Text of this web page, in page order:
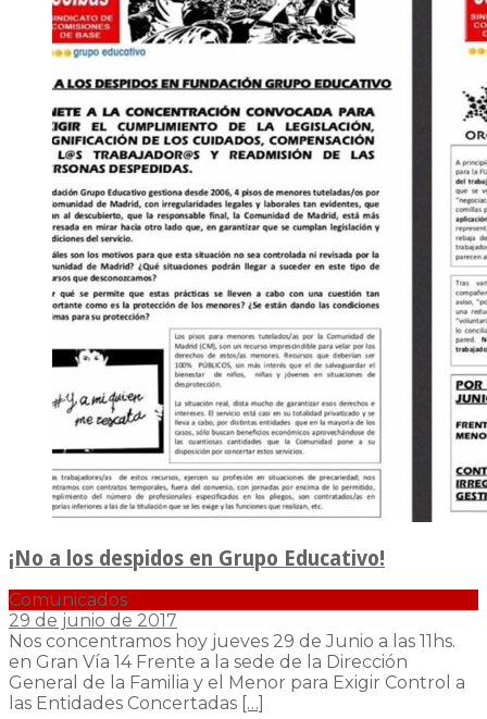
¡No a los despidos en Grupo Educativo!
Comunicados
29 de junio de 2017
Nos concentramos hoy jueves 29 de Junio a las 11hs.
en Gran Vía 14 Frente a la sede de la Dirección
General de la Familia y el Menor para Exigir Control a
las Entidades Concertadas […]